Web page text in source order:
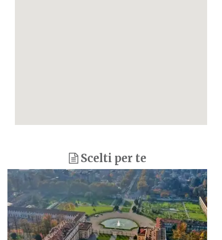
Scelti per te